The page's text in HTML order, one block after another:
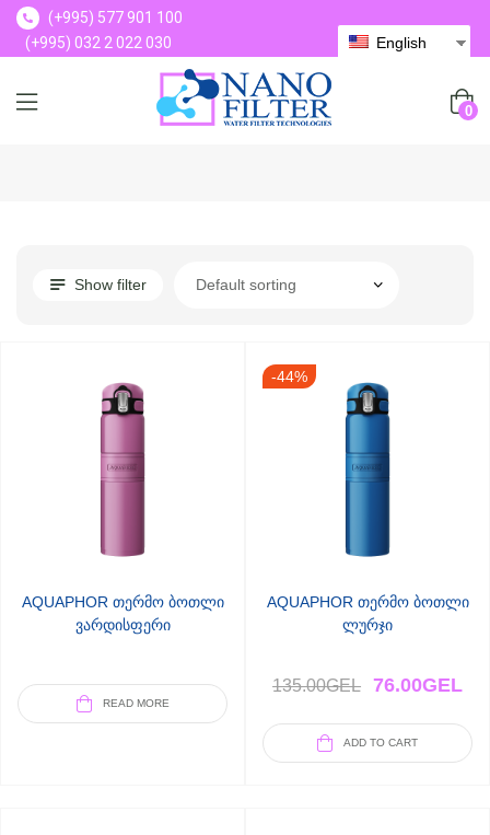
(+995) 577 901 100
(+995) 032 2 022 030
English
0
Show filter
AQUAPHOR თერმო ბოთლი
ვარდისფერი
READ MORE
-44%
AQUAPHOR თერმო ბოთლი
ლურჯი
135.00GEL 76.00GEL
ADD TO CART